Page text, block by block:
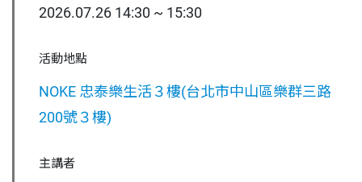
2026.07.26 14:30 ~ 15:30
活動地點
NOKE 忠泰樂生活３樓(台北市中山區樂群三路
200號３樓)
主講者